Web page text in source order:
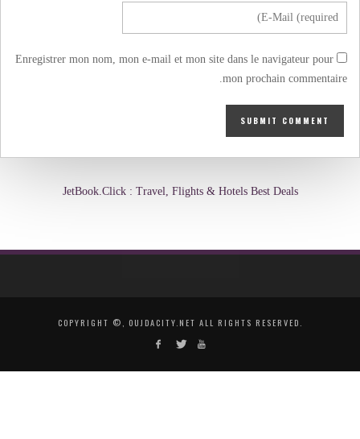
Enregistrer mon nom, mon e-mail et mon site dans le navigateur pour
mon prochain commentaire.
JetBook.Click : Travel, Flights & Hotels Best Deals
COPYRIGHT ©, OUJDACITY.NET ALL RIGHTS RESERVED.